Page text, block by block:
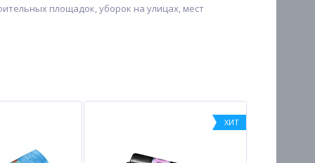
площадок, уборок на улицах, мест
ХИТ